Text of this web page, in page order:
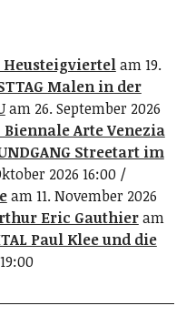
Heusteigviertelam 19.
Malen in der
am 26. September 2026
Biennale Arte Venezia
Streetart im
2026 16:00
am 11. November 2026
Eric Gauthieram
Paul Klee und die